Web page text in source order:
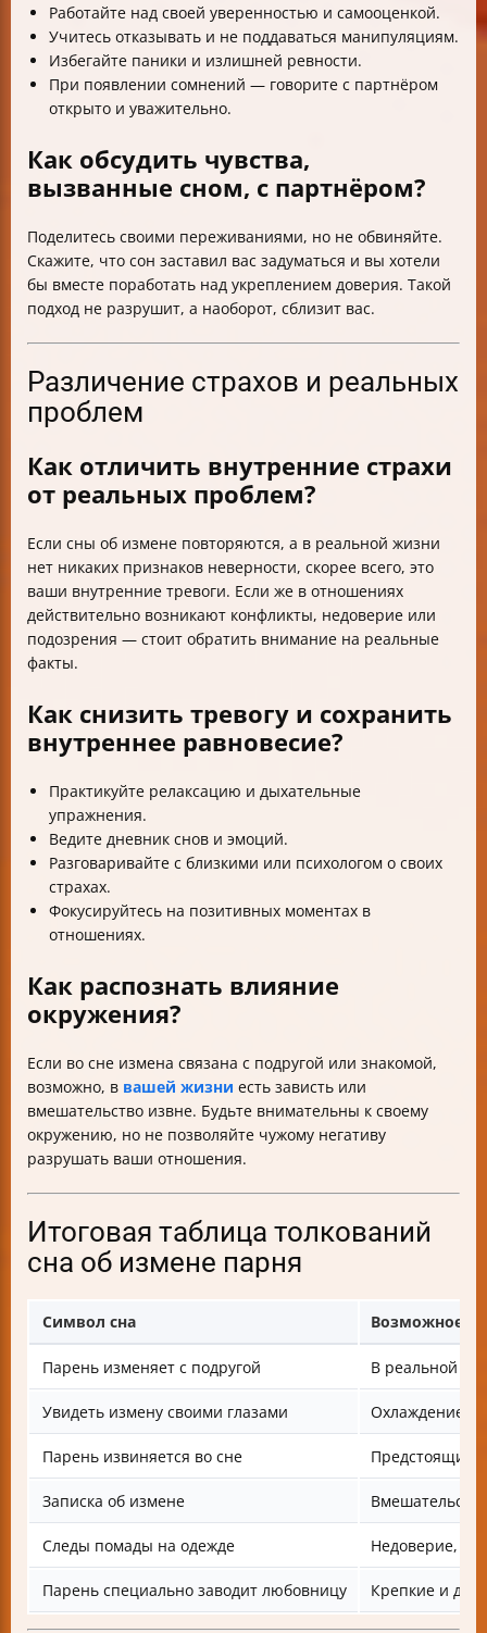
Работайте над своей уверенностью и самооценкой.
Учитесь отказывать и не поддаваться манипуляциям.
Избегайте паники и излишней ревности.
При появлении сомнений — говорите с партнёром
открыто и уважительно.
Как обсудить чувства,
вызванные сном, с партнёром?
Поделитесь своими переживаниями, но не обвиняйте.
Скажите, что сон заставил вас задуматься и вы хотели
бы вместе поработать над укреплением доверия. Такой
подход не разрушит, а наоборот, сблизит вас.
Различение страхов и реальных
проблем
Как отличить внутренние страхи
от реальных проблем?
Если сны об измене повторяются, а в реальной жизни
нет никаких признаков неверности, скорее всего, это
ваши внутренние тревоги. Если же в отношениях
действительно возникают конфликты, недоверие или
подозрения — стоит обратить внимание на реальные
факты.
Как снизить тревогу и сохранить
внутреннее равновесие?
Практикуйте релаксацию и дыхательные
упражнения.
Ведите дневник снов и эмоций.
Разговаривайте с близкими или психологом о своих
страхах.
Фокусируйтесь на позитивных моментах в
отношениях.
Как распознать влияние
окружения?
Если во сне измена связана с подругой или знакомой,
возможно, в вашей жизни есть зависть или
вмешательство извне. Будьте внимательны к своему
окружению, но не позволяйте чужому негативу
разрушать ваши отношения.
Итоговая таблица толкований
сна об измене парня
Символ сна Возможное
Парень изменяет с подругой В реальной
Увидеть измену своими глазами Охлаждение
Парень извиняется во сне Предстоящие
Записка об измене
Следы помады на одежде Недоверие,
Парень специально заводит любовницу Крепкие и